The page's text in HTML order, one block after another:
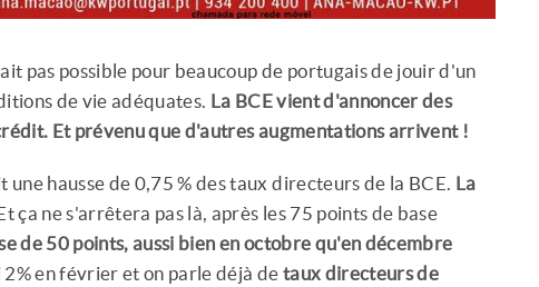
pas possible pour beaucoup de portugais de jouir d'un
de vie adéquates. La BCE vient d'annoncer des
Et prévenu que d'autres augmentations arrivent !
une hausse de 0,75 % des taux directeurs de la BCE. La
ça ne s'arrêtera pas là, après les 75 points de base
de 50 points, aussi bien en octobre qu'en décembre
en février et on parle déjà de taux directeurs de